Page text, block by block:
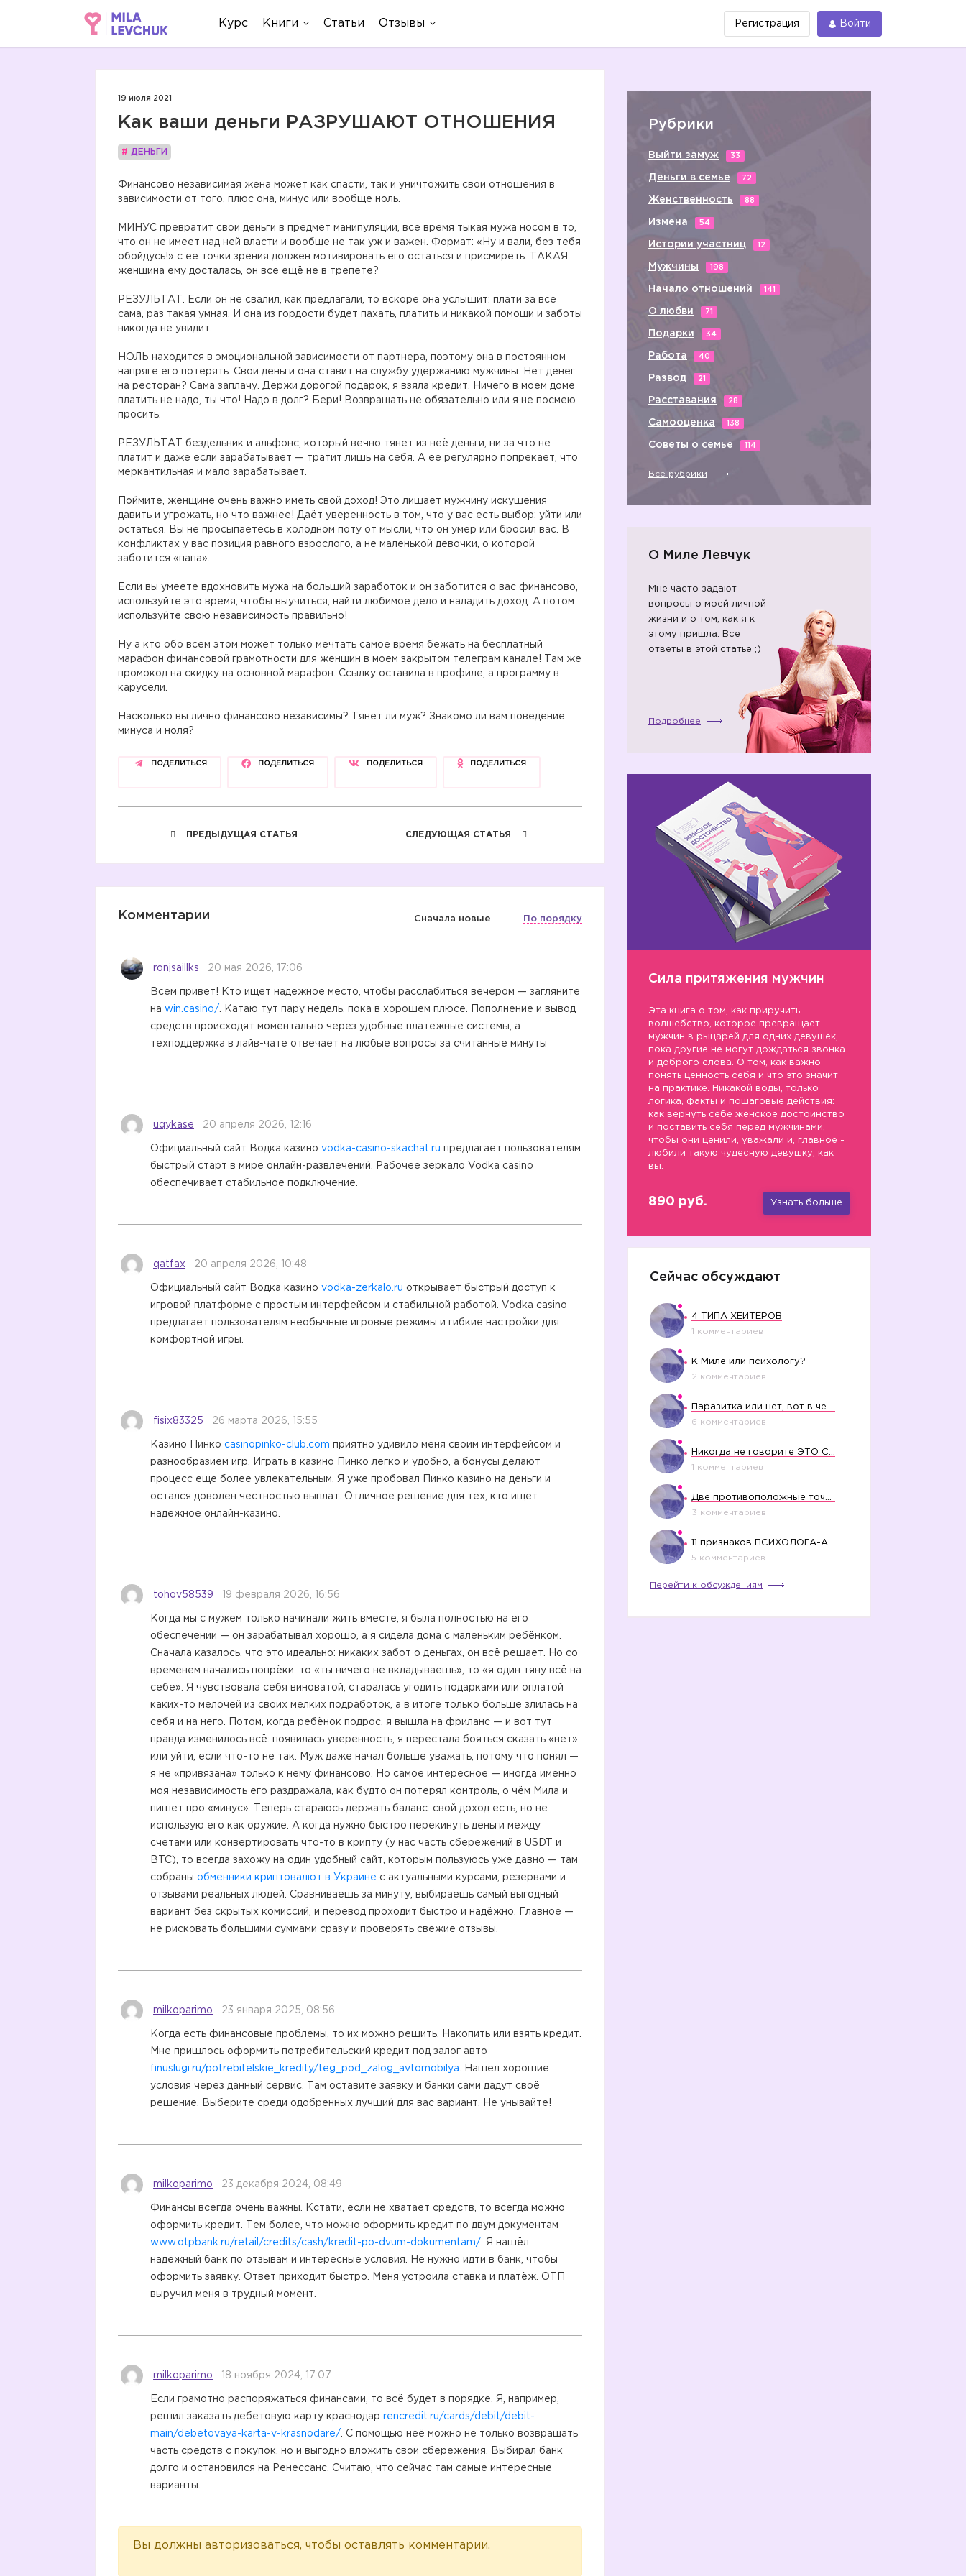
Курс Книги Статьи Отзывы Регистрация Войти
19 июля 2021
Как ваши деньги РАЗРУШАЮТ ОТНОШЕНИЯ
# ДЕНЬГИ
Финансово независимая жена может как спасти, так и уничтожить свои отношения в
зависимости от того, плюс она, минус или вообще ноль.
МИНУС превратит свои деньги в предмет манипуляции, все время тыкая мужа носом в то,
что он не имеет над ней власти и вообще не так уж и важен. Формат: «Ну и вали, без тебя
обойдусь!» с ее точки зрения должен мотивировать его остаться и присмиреть. ТАКАЯ
женщина ему досталась, он все ещё не в трепете?
РЕЗУЛЬТАТ. Если он не свалил, как предлагали, то вскоре она услышит: плати за все
сама, раз такая умная. И она из гордости будет пахать, платить и никакой помощи и заботы
никогда не увидит.
НОЛЬ находится в эмоциональной зависимости от партнера, поэтому она в постоянном
напряге его потерять. Свои деньги она ставит на службу удержанию мужчины. Нет денег
на ресторан? Сама заплачу. Держи дорогой подарок, я взяла кредит. Ничего в моем доме
платить не надо, ты что! Надо в долг? Бери! Возвращать не обязательно или я не посмею
просить.
РЕЗУЛЬТАТ бездельник и альфонс, который вечно тянет из неё деньги, ни за что не
платит и даже если зарабатывает — тратит лишь на себя. А ее регулярно попрекает, что
меркантильная и мало зарабатывает.
Поймите, женщине очень важно иметь свой доход! Это лишает мужчину искушения
давить и угрожать, но что важнее! Даёт уверенность в том, что у вас есть выбор: уйти или
остаться. Вы не просыпаетесь в холодном поту от мысли, что он умер или бросил вас. В
конфликтах у вас позиция равного взрослого, а не маленькой девочки, о которой
заботится «папа».
Если вы умеете вдохновить мужа на больший заработок и он заботится о вас финансово,
используйте это время, чтобы выучиться, найти любимое дело и наладить доход. А потом
используйте свою независимость правильно!
Ну а кто обо всем этом может только мечтать самое время бежать на бесплатный
марафон финансовой грамотности для женщин в моем закрытом телеграм канале! Там же
промокод на скидку на основной марафон. Ссылку оставила в профиле, а программу в
карусели.
Насколько вы лично финансово независимы? Тянет ли муж? Знакомо ли вам поведение
минуса и ноля?
ПОДЕЛИТЬСЯ ПОДЕЛИТЬСЯ ПОДЕЛИТЬСЯ ПОДЕЛИТЬСЯ
ПРЕДЫДУЩАЯ СТАТЬЯ СЛЕДУЮЩАЯ СТАТЬЯ
Комментарии Сначала новые По порядку
ronjsaillks 20 мая 2026, 17:06
Всем привет! Кто ищет надежное место, чтобы расслабиться вечером — загляните
на win.casino/ . Катаю тут пару недель, пока в хорошем плюсе. Пополнение и вывод
средств происходят моментально через удобные платежные системы, а
техподдержка в лайв-чате отвечает на любые вопросы за считанные минуты
uqykase 20 апреля 2026, 12:16
Официальный сайт Водка казино vodka-casino-skachat.ru предлагает пользователям
быстрый старт в мире онлайн-развлечений. Рабочее зеркало Vodka casino
обеспечивает стабильное подключение.
qatfax 20 апреля 2026, 10:48
Официальный сайт Водка казино vodka-zerkalo.ru открывает быстрый доступ к
игровой платформе с простым интерфейсом и стабильной работой. Vodka casino
предлагает пользователям необычные игровые режимы и гибкие настройки для
комфортной игры.
fisix83325 26 марта 2026, 15:55
Казино Пинко casinopinko-club.com приятно удивило меня своим интерфейсом и
разнообразием игр. Играть в казино Пинко легко и удобно, а бонусы делают
процесс еще более увлекательным. Я уже пробовал Пинко казино на деньги и
остался доволен честностью выплат. Отличное решение для тех, кто ищет
надежное онлайн-казино.
tohov58539 19 февраля 2026, 16:56
Когда мы с мужем только начинали жить вместе, я была полностью на его
обеспечении — он зарабатывал хорошо, а я сидела дома с маленьким ребёнком.
Сначала казалось, что это идеально: никаких забот о деньгах, он всё решает. Но со
временем начались попрёки: то «ты ничего не вкладываешь», то «я один тяну всё на
себе». Я чувствовала себя виноватой, старалась угодить подарками или оплатой
каких-то мелочей из своих мелких подработок, а в итоге только больше злилась на
себя и на него. Потом, когда ребёнок подрос, я вышла на фриланс — и вот тут
правда изменилось всё: появилась уверенность, я перестала бояться сказать «нет»
или уйти, если что-то не так. Муж даже начал больше уважать, потому что понял —
я не «привязана» только к нему финансово. Но самое интересное — иногда именно
моя независимость его раздражала, как будто он потерял контроль, о чём Мила и
пишет про «минус». Теперь стараюсь держать баланс: свой доход есть, но не
использую его как оружие. А когда нужно быстро перекинуть деньги между
счетами или конвертировать что-то в крипту (у нас часть сбережений в USDT и
BTC), то всегда захожу на один удобный сайт, которым пользуюсь уже давно — там
собраны обменники криптовалют в Украине с актуальными курсами, резервами и
отзывами реальных людей. Сравниваешь за минуту, выбираешь самый выгодный
вариант без скрытых комиссий, и перевод проходит быстро и надёжно. Главное —
не рисковать большими суммами сразу и проверять свежие отзывы.
milkoparimo 23 января 2025, 08:56
Когда есть финансовые проблемы, то их можно решить. Накопить или взять кредит.
Мне пришлось оформить потребительский кредит под залог авто
finuslugi.ru/potrebitelskie_kredity/teg_pod_zalog_avtomobilya . Нашел хорошие
условия через данный сервис. Там оставите заявку и банки сами дадут своё
решение. Выберите среди одобренных лучший для вас вариант. Не унывайте!
milkoparimo 23 декабря 2024, 08:49
Финансы всегда очень важны. Кстати, если не хватает средств, то всегда можно
оформить кредит. Тем более, что можно оформить кредит по двум документам
www.otpbank.ru/retail/credits/cash/kredit-po-dvum-dokumentam/ . Я нашёл
надёжный банк по отзывам и интересные условия. Не нужно идти в банк, чтобы
оформить заявку. Ответ приходит быстро. Меня устроила ставка и платёж. ОТП
выручил меня в трудный момент.
milkoparimo 18 ноября 2024, 17:07
Если грамотно распоряжаться финансами, то всё будет в порядке. Я, например,
решил заказать дебетовую карту краснодар rencredit.ru/cards/debit/debit-
main/debetovaya-karta-v-krasnodare/ . С помощью неё можно не только возвращать
часть средств с покупок, но и выгодно вложить свои сбережения. Выбирал банк
долго и остановился на Ренессанс. Считаю, что сейчас там самые интересные
варианты.
Вы должны авторизоваться, чтобы оставлять комментарии.
Рубрики
Выйти замуж 33
Деньги в семье 72
Женственность 88
Измена 54
Истории участниц 12
Мужчины 198
Начало отношений 141
О любви 71
Подарки 34
Работа 40
Развод 21
Расставания 28
Самооценка 138
Советы о семье 114
Все рубрики
О Миле Левчук
Мне часто задают
вопросы о моей личной
жизни и о том, как я к
этому пришла. Все
ответы в этой статье ;)
Подробнее
Сила притяжения мужчин
Эта книга о том, как приручить
волшебство, которое превращает
мужчин в рыцарей для одних девушек,
пока другие не могут дождаться звонка
и доброго слова. О том, как важно
понять ценность себя и что это значит
на практике. Никакой воды, только
логика, факты и пошаговые действия:
как вернуть себе женское достоинство
и поставить себя перед мужчинами,
чтобы они ценили, уважали и, главное -
любили такую чудесную девушку, как
вы.
890 руб. Узнать больше
Сейчас обсуждают
4 ТИПА ХЕЙТЕРОВ
1 комментариев
К Миле или психологу?
2 комментариев
6 комментариев
1 комментариев
3 комментариев
5 комментариев
Перейти к обсуждениям